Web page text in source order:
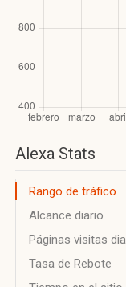
Alexa Stats
Rango de tráfico
Alcance diario
Páginas visitas
Tasa de Rebote